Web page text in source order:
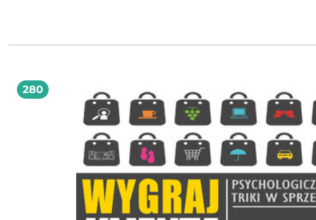
droga, jaką razem przeszli do tej pory to ogromna inspiracja dla obojga i
mogą coś osiągnąć, którym brakuje odwagi, by zmieniać swoje życie na lepsze. Wstań i
jedź. Niemożliwe jest osiągalne to książka, która pomaga odkryć drzemiący w
z nas potencjał i uwierzyć, że nasze życie może być wspaniałą przygodą. jednak
większość zależy od Twoich wyborów! Wstań i jedź
280